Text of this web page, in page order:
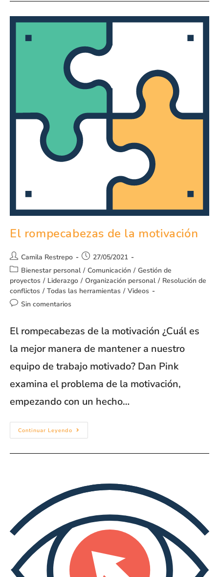
El rompecabezas de la motivación
Camila Restrepo
27/05/2021
Bienestar personal / Comunicación / Gestión de
proyectos / Liderazgo / Organización personal / Resolución de
conflictos / Todas las herramientas / Videos
Sin comentarios
El rompecabezas de la motivación ¿Cuál es
la mejor manera de mantener a nuestro
equipo de trabajo motivado? Dan Pink
examina el problema de la motivación,
empezando con un hecho…
Continuar Leyendo